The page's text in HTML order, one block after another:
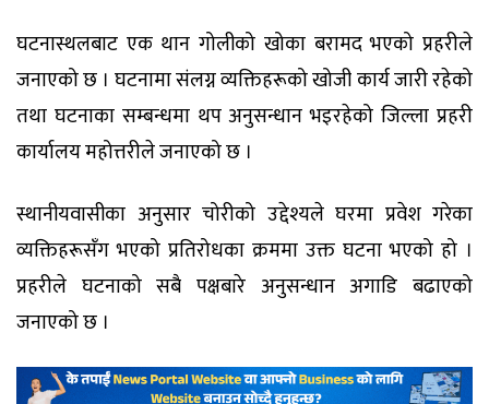
घटनास्थलबाट एक थान गोलीको खोका बरामद भएको प्रहरीले
जनाएको छ । घटनामा संलग्न व्यक्तिहरूको खोजी कार्य जारी रहेको
तथा घटनाका सम्बन्धमा थप अनुसन्धान भइरहेको जिल्ला प्रहरी
कार्यालय महोत्तरीले जनाएको छ ।
स्थानीयवासीका अनुसार चोरीको उद्देश्यले घरमा प्रवेश गरेका
व्यक्तिहरूसँग भएको प्रतिरोधका क्रममा उक्त घटना भएको हो ।
प्रहरीले घटनाको सबै पक्षबारे अनुसन्धान अगाडि बढाएको
जनाएको छ ।